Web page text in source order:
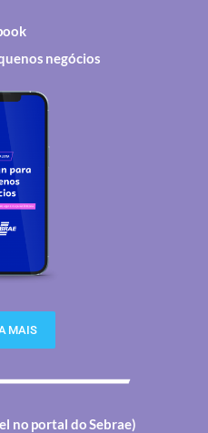
negócios
MAIS
no portal do Sebrae)